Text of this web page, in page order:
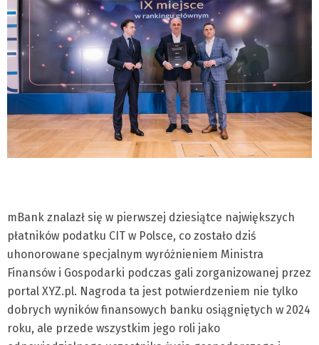
mBank znalazł się w pierwszej dziesiątce największych
płatników podatku CIT w Polsce, co zostało dziś
uhonorowane specjalnym wyróżnieniem Ministra
Finansów i Gospodarki podczas gali zorganizowanej przez
portal XYZ.pl. Nagroda ta jest potwierdzeniem nie tylko
dobrych wyników finansowych banku osiągniętych w 2024
roku, ale przede wszystkim jego roli jako